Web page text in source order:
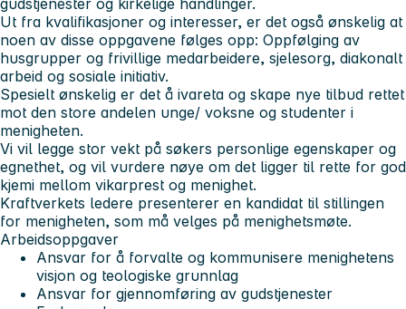
Ut fra kvalifikasjoner og interesser, er det også ønskelig at
noen av disse oppgavene følges opp: Oppfølging av
husgrupper og frivillige medarbeidere, sjelesorg, diakonalt
arbeid og sosiale initiativ.
Spesielt ønskelig er det å ivareta og skape nye tilbud rettet
mot den store andelen unge/ voksne og studenter i
menigheten.
Vi vil legge stor vekt på søkers personlige egenskaper og
egnethet, og vil vurdere nøye om det ligger til rette for god
kjemi mellom vikarprest og menighet.
Kraftverkets ledere presenterer en kandidat til stillingen
for menigheten, som må velges på menighetsmøte.
Arbeidsoppgaver
Ansvar for å forvalte og kommunisere menighetens
visjon og teologiske grunnlag
Ansvar for gjennomføring av gudstjenester